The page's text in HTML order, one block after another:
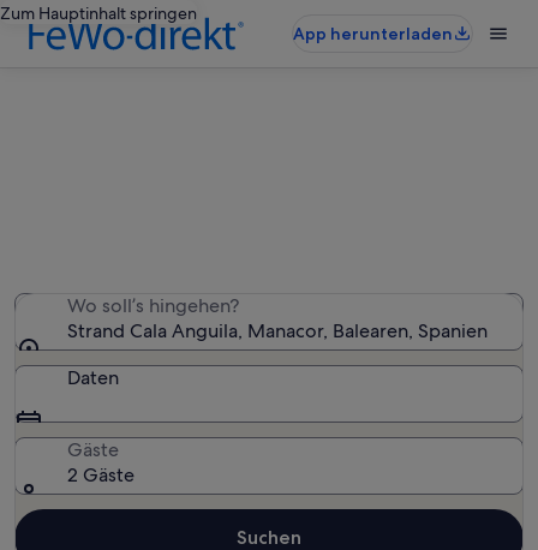
Zum Hauptinhalt springen
App herunterladen
Wo soll’s hingehen?
Strand Cala Anguila, Manacor, Balearen, Spanien
Daten
Gäste
2 Gäste
Suchen